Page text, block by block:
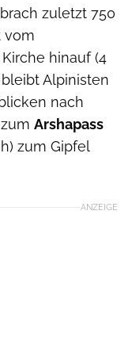
zuletzt 750
vom
hinauf (4
Alpinisten
nach
Arshapass
zum Gipfel
ANZEIGE